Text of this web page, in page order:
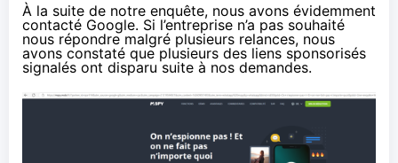
À la suite de notre enquête, nous avons évidemment
contacté Google. Si l’entreprise n’a pas souhaité
nous répondre malgré plusieurs relances, nous
avons constaté que plusieurs des liens sponsorisés
signalés ont disparu suite à nos demandes.